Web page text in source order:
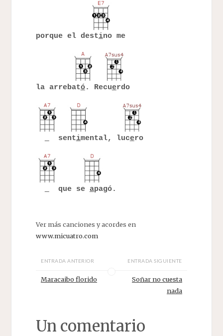
porque el destino me
la arrebató. Recuerdo
sentimental, lucero
que se apagó.
Ver más canciones y acordes en
www.micuatro.com
ENTRADA ANTERIOR
Maracaibo florido
ENTRADA SIGUIENTE
Soñar no cuesta
nada
Un comentario